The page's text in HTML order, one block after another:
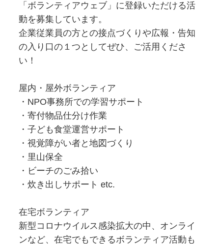
「ボランティアウェブ」に登録いただける活
動を募集しています。
企業従業員の方との接点づくりや広報・告知
の入り口の１つとしてぜひ、ご活用くださ
い！
屋内・屋外ボランティア
・NPO事務所での学習サポート
・寄付物品仕分け作業
・子ども食堂運営サポート
・視覚障がい者と地図づくり
・里山保全
・ビーチのごみ拾い
・炊き出しサポート etc.
在宅ボランティア
新型コロナウイルス感染拡大の中、オンライ
ンなど、在宅でもできるボランティア活動も